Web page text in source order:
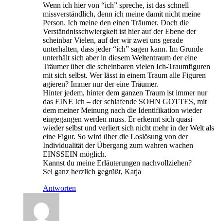
Wenn ich hier von “ich” spreche, ist das schnell
missverständlich, denn ich meine damit nicht meine
Person. Ich meine den einen Träumer. Doch die
Verständnisschwiergkeit ist hier auf der Ebene der
scheinbar Vielen, auf der wir zwei uns gerade
unterhalten, dass jeder “ich” sagen kann. Im Grunde
unterhält sich aber in diesem Weltentraum der eine
Träumer über die scheinbaren vielen Ich-Traumfiguren
mit sich selbst. Wer lässt in einem Traum alle Figuren
agieren? Immer nur der eine Träumer.
Hinter jedem, hinter dem ganzen Traum ist immer nur
das EINE Ich – der schlafende SOHN GOTTES, mit
dem meiner Meinung nach die Identifikation wieder
eingegangen werden muss. Er erkennt sich quasi
wieder selbst und verliert sich nicht mehr in der Welt als
eine Figur. So wird über die Loslösung von der
Individualität der Übergang zum wahren wachen
EINSSEIN möglich.
Kannst du meine Erläuterungen nachvollziehen?
Sei ganz herzlich gegrüßt, Katja
Antworten